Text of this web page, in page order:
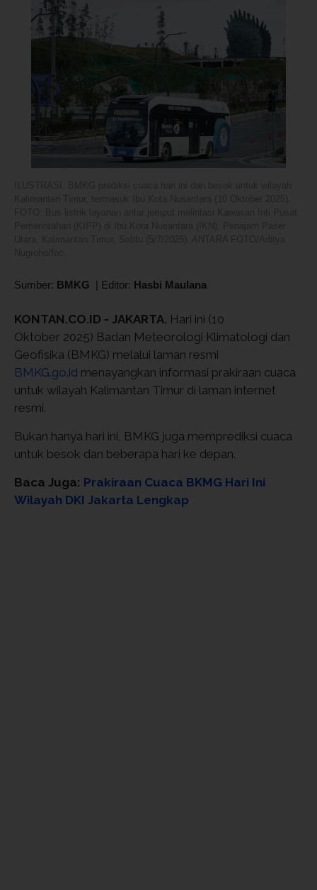
Sumber: BMKG | Editor: Hasbi Maulana
KONTAN.CO.ID - JAKARTA. Hari ini (10
Oktober 2025) Badan Meteorologi Klimatologi dan
Geofisika (BMKG) melalui laman resmi
BMKG.go.id menayangkan informasi prakiraan cuaca
untuk wilayah Kalimantan Timur di laman internet
resmi.
Bukan hanya hari ini, BMKG juga memprediksi cuaca
untuk besok dan beberapa hari ke depan.
Baca Juga: Prakiraan Cuaca BKMG Hari Ini
Wilayah DKI Jakarta Lengkap